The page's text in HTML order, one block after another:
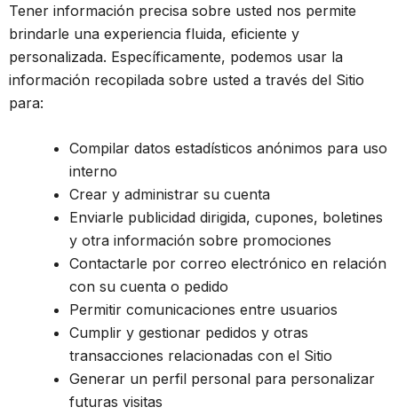
Tener información precisa sobre usted nos permite
brindarle una experiencia fluida, eficiente y
personalizada. Específicamente, podemos usar la
información recopilada sobre usted a través del Sitio
para:
Compilar datos estadísticos anónimos para uso
interno
Crear y administrar su cuenta
Enviarle publicidad dirigida, cupones, boletines
y otra información sobre promociones
Contactarle por correo electrónico en relación
con su cuenta o pedido
Permitir comunicaciones entre usuarios
Cumplir y gestionar pedidos y otras
transacciones relacionadas con el Sitio
Generar un perfil personal para personalizar
futuras visitas